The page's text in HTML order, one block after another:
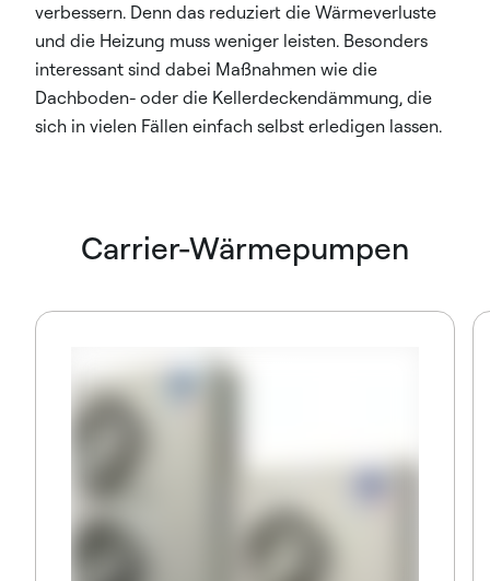
verbessern. Denn das reduziert die Wärmeverluste
und die Heizung muss weniger leisten. Besonders
interessant sind dabei Maßnahmen wie die
Dachboden- oder die Kellerdeckendämmung, die
sich in vielen Fällen einfach selbst erledigen lassen.
Carrier-Wärmepumpen